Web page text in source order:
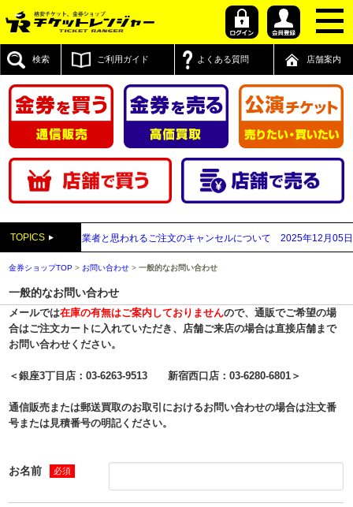
検索 ご利用ガイド よくある質問 店舗案内
TOPICS
先払い買取業者と思われるご注文のキャンセルについて 2025年12月05日 【
金券ショップTOP > お問い合わせ >一般的なお問い合わせ
一般的なお問い合わせ
メールでは在庫の有無はご案内しておりませんので、通販でご希望の場
合はご注文カートに入れていただき、店舗ご来店の場合は直接店舗まで
お問い合わせください。
＜銀座3丁目店：03-6263-9513 新宿西口店：03-6280-6801＞
通信販売または郵送買取のお取引におけるお問い合わせの場合は注文番
号または見積番号の明記ください。
お名前 必須